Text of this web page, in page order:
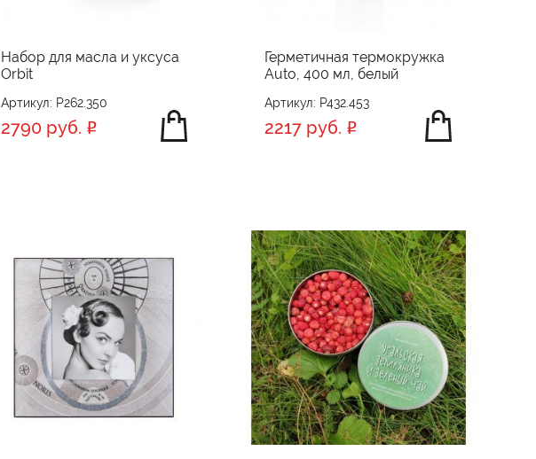
Набор для масла и уксуса
Orbit
Артикул: P262.350
2790 руб.
Герметичная термокружка
Auto, 400 мл, белый
Артикул: P432.453
2217 руб.